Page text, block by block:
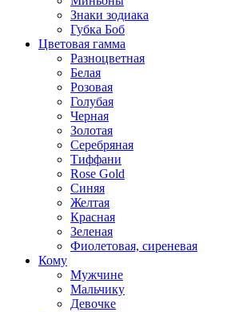
Знаки зодиака
Губка Боб
Цветовая гамма
Разноцветная
Белая
Розовая
Голубая
Черная
Золотая
Серебряная
Тиффани
Rose Gold
Синяя
Желтая
Красная
Зеленая
Фиолетовая, сиреневая
Кому
Мужчине
Мальчику
Девочке